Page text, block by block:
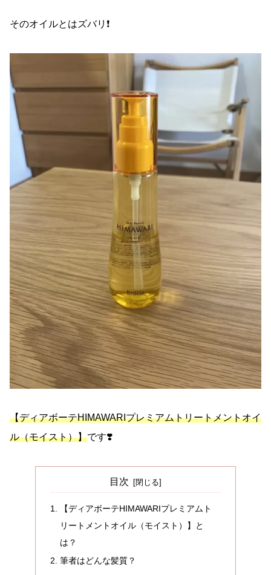
そのオイルとはズバリ❗️
【ディアボーテHIMAWARIプレミアムトリートメントオイ
ル（モイスト）】です❣️
目次
【ディアボーテHIMAWARIプレミアムト
リートメントオイル（モイスト）】と
は？
筆者はどんな髪質？